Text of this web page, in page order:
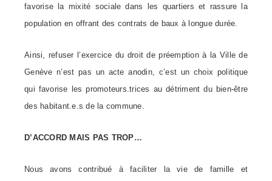
favorise la mixité sociale dans les quartiers et rassure la
population en offrant des contrats de baux à longue durée.
Ainsi, refuser l’exercice du droit de préemption à la Ville de
Genève n’est pas un acte anodin, c’est un choix politique
qui favorise les promoteurs.trices au détriment du bien-être
des habitant.e.s de la commune.
D’ACCORD MAIS PAS TROP…
Nous avons contribué à faciliter la vie de famille et